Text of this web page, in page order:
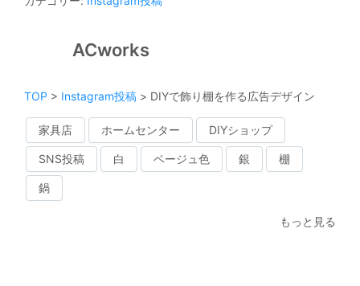
ACworks
TOP > Instagram投稿 > DIYで飾り棚を作る広告デザイン
家具店 ホームセンター DIYショップ
SNS投稿 白 ベージュ色 銀 棚
鍋
もっと見る